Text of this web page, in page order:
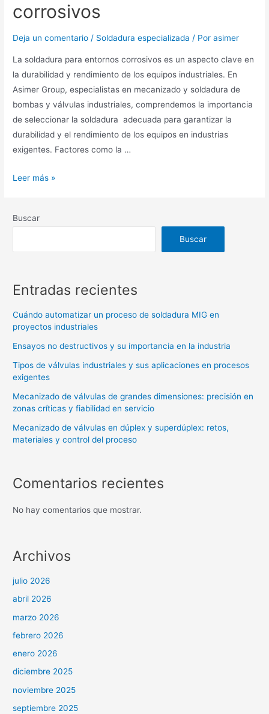
corrosivos
Deja un comentario / Soldadura especializada / Porasimer
La soldadura para entornos corrosivos es un aspecto clave en
la durabilidad y rendimiento de los equipos industriales. En
Asimer Group, especialistas en mecanizado y soldadura de
bombas y válvulas industriales, comprendemos la importancia
de seleccionar la soldadura adecuada para garantizar la
durabilidad y el rendimiento de los equipos en industrias
exigentes. Factores como la …
Leer más »
Buscar
Buscar
Entradas recientes
Cuándo automatizar un proceso de soldadura MIG en
proyectos industriales
Ensayos no destructivos y su importancia en la industria
Tipos de válvulas industriales y sus aplicaciones en procesos
exigentes
Mecanizado de válvulas de grandes dimensiones: precisión en
zonas críticas y fiabilidad en servicio
Mecanizado de válvulas en dúplex y superdúplex: retos,
materiales y control del proceso
Comentarios recientes
No hay comentarios que mostrar.
Archivos
julio 2026
abril 2026
marzo 2026
febrero 2026
enero 2026
diciembre 2025
noviembre 2025
septiembre 2025